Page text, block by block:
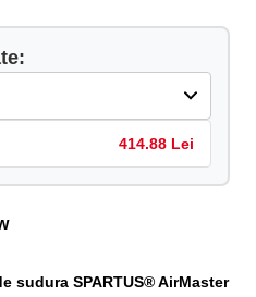
414.88 Lei
sudura SPARTUS® AirMaster